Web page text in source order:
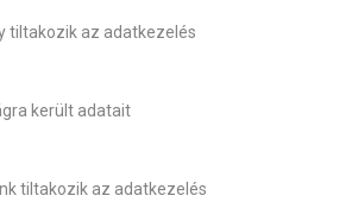
tiltakozik az adatkezelés
került adatait
tiltakozik az adatkezelés